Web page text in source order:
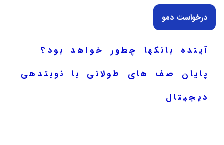
درخواست دمو
آینده بانک‏ها چطور خواهد بود؟
پایان صف ‎های طولانی با نوبت‎دهی
دیجیتال